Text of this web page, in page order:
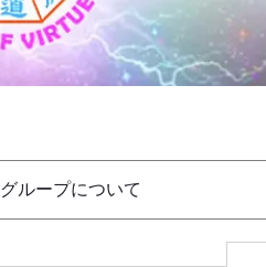
グループについて